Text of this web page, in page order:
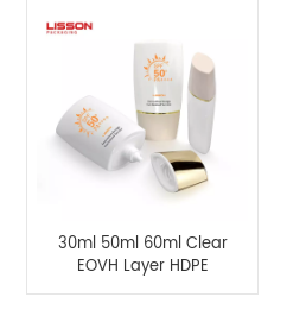
30ml 50ml 60ml Clear
EOVH Layer HDPE
Bouteille de crème en